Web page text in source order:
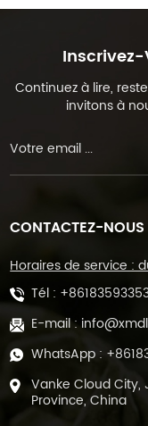
Inscrivez-
Continuez à lire,
invitons à
CONTACTEZ-NOUS
Horaires de service :
Tél :
E-mail :
WhatsApp :
Vanke Cloud City,
Province, China